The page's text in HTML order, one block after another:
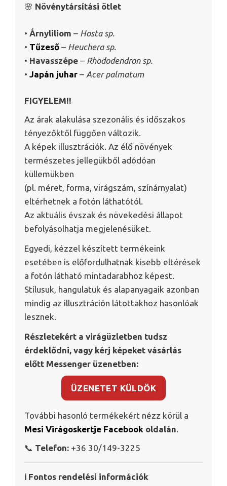
🌸 Növénytársítási ötlet
• Árnyliliom – Hosta sp.
• Tűzeső – Heuchera sp.
• Havasszépe – Rhododendron sp.
• Japán juhar – Acer palmatum
FIGYELEM!!
Az árak alakulása szezonális és időszakos
tényezőktől függően változik.
A képek illusztrációk. Az élő növények
természetes jellegükből adódóan
küllemükben
(pl. méret, forma, virágszám, színárnyalat)
eltérhetnek a fotón láthatótól.
Az aktuális évszak és növekedési állapot
befolyásolhatja megjelenésüket.
Egyedi, kézzel készített termékeink
esetében is előfordulhatnak kisebb eltérések
a fotón látható mintadarabhoz képest.
Stílusuk, hangulatuk és alapanyagaik azonban
mindig az illusztráción látottakhoz hasonlóak
lesznek.
Részletekért a virágüzletben tudsz
érdeklődni, vagy kérj képeket vásárlás
előtt Messenger üzenetben:
ÜZENETET KÜLDÖK
További hasonló termékekért nézz körül a
Mesi Virágoskertje Facebook oldalán.
📞 Telefon: +36 30/149-3225
ℹ️ Fontos rendelési információk